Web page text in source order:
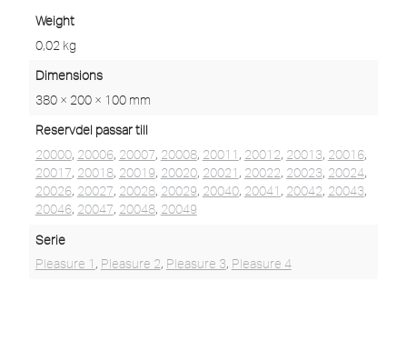
Weight
0,02 kg
Dimensions
380 × 200 × 100 mm
Reservdel passar till
20000, 20006, 20007, 20008, 20011 , 20012, 20013, 20016,
20017, 20018, 20019, 20020, 20021 , 20022, 20023, 20024,
20026, 20027, 20028, 20029, 20040, 20041 , 20042, 20043,
20046, 20047, 20048, 20049
Serie
Pleasure 1 , Pleasure 2, Pleasure 3, Pleasure 4